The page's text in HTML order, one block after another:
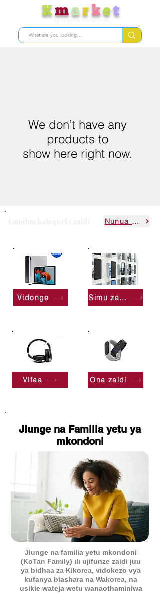
Kmarket
We don’t have any
products to
show here right now.
Nunua zote
Vidonge Simu za rununu
Vifaa Ona zaidi
Jiunge na Familia yetu ya
mkondoni
Jiunge na familia yetu mkondoni
(KoTan Family) ili ujifunze zaidi juu
ya bidhaa za Kikorea, vidokezo vya
kufanya biashara na Wakorea, na
usikie wateja wetu wanaothaminiwa